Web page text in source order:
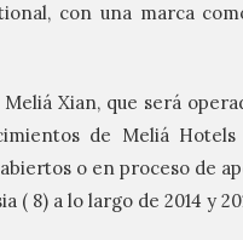
con una marca
Meliá Xian, que será
de Meliá
o en proceso de
( 8) a lo largo de 2014 y